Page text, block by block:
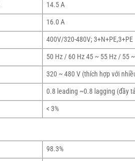
14.5 A
16.0 A
400V/320-480V; 3+N+PE,3+PE
50 Hz / 60 Hz 45 ~ 55 Hz / 55
320 ~ 480 V (thích hợp với
0.8 leading ~0.8 lagging (đầy
< 3%
98.3%